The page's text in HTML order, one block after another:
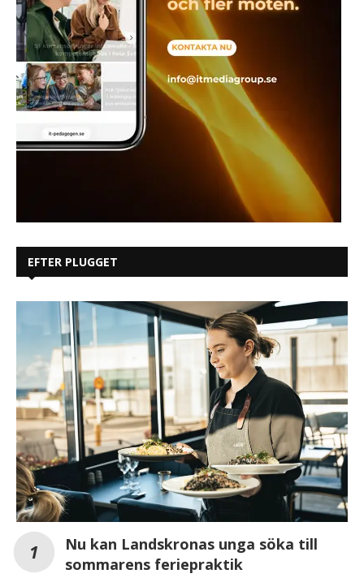
EFTER PLUGGET
Nu kan Landskronas unga söka till
sommarens feriepraktik